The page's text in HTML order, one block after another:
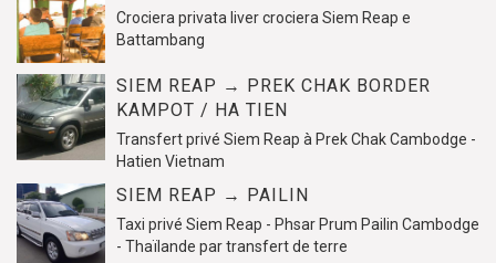
Crociera privata Iiver crociera Siem Reap e
Battambang
SIEM REAP → PREK CHAK BORDER
KAMPOT / HA TIEN
Transfert privé Siem Reap à Prek Chak Cambodge -
Hatien Vietnam
SIEM REAP → PAILIN
Taxi privé Siem Reap - Phsar Prum Pailin Cambodge
- Thaïlande par transfert de terre